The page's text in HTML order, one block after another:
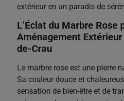
extérieur en un paradis de
L’Éclat du Marbre Rose
Aménagement
de-Crau
Le marbre rose est une pierre
Sa couleur douce et
sensation de bien-être et de